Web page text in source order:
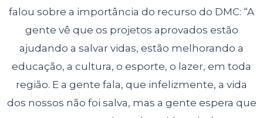
falou sobre a importância do recurso do DMC: “A
gente vê que os projetos aprovados estão
ajudando a salvar vidas, estão melhorando a
educação, a cultura, o esporte, o lazer, em toda
região. E a gente fala, que infelizmente, a vida
dos nossos não foi salva, mas a gente espera que